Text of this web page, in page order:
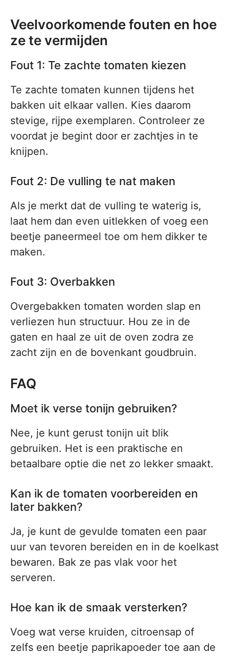
Veelvoorkomende fouten en hoe
ze te vermijden
Fout 1: Te zachte tomaten kiezen
Te zachte tomaten kunnen tijdens het
bakken uit elkaar vallen. Kies daarom
stevige, rijpe exemplaren. Controleer ze
voordat je begint door er zachtjes in te
knijpen.
Fout 2: De vulling te nat maken
Als je merkt dat de vulling te waterig is,
laat hem dan even uitlekken of voeg een
beetje paneermeel toe om hem dikker te
maken.
Fout 3: Overbakken
Overgebakken tomaten worden slap en
verliezen hun structuur. Hou ze in de
gaten en haal ze uit de oven zodra ze
zacht zijn en de bovenkant goudbruin.
FAQ
Moet ik verse tonijn gebruiken?
Nee, je kunt gerust tonijn uit blik
gebruiken. Het is een praktische en
betaalbare optie die net zo lekker smaakt.
Kan ik de tomaten voorbereiden en
later bakken?
Ja, je kunt de gevulde tomaten een paar
uur van tevoren bereiden en in de koelkast
bewaren. Bak ze pas vlak voor het
serveren.
Hoe kan ik de smaak versterken?
Voeg wat verse kruiden, citroensap of
zelfs een beetje paprikapoeder toe aan de